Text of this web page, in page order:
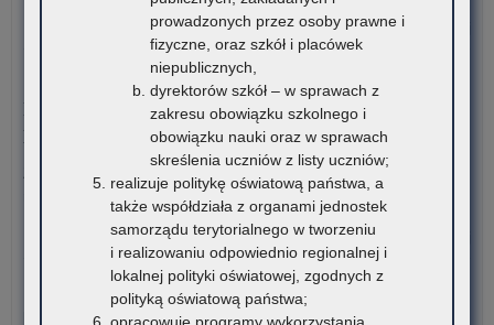
Czytaj więcej
6 sierpnia 2026
Konkurs stypendialny dla romskich uczniów szkół
ponadpodstawowych oraz studentów romskich
Związek Romów Polskich ogłasza konkurs stypendialny dla
romskich uczniów szkół…
VI edycja Ogólnopolskiej Olimpiady Wiedzy o
prowadzonych przez osoby prawne i
fizyczne, oraz szkół i placówek
niepublicznych,
dyrektorów szkół – w sprawach z
zakresu obowiązku szkolnego i
obowiązku nauki oraz w sprawach
skreślenia uczniów z listy uczniów;
realizuje politykę oświatową państwa, a
także współdziała z organami jednostek
samorządu terytorialnego w tworzeniu
i realizowaniu odpowiednio regionalnej i
lokalnej polityki oświatowej, zgodnych z
polityką oświatową państwa;
opracowuje programy wykorzystania